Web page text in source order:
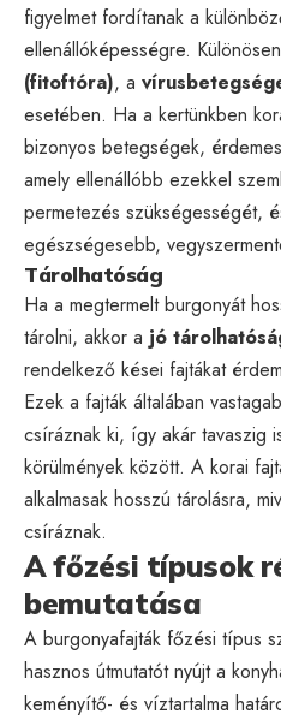
figyelmet fordítanak a
ellenállóképességre.
(fitoftóra), a
esetében. Ha a kertünkben
bizonyos betegségek,
amely ellenállóbb ezekkel
permetezés szükségességét,
egészségesebb,
Tárolhatóság
Ha a megtermelt burgonyát
tárolni, akkor a jó
rendelkező kései fajtákat
Ezek a fajták általában
csíráznak ki, így akár tavaszig
körülmények között. A korai
alkalmasak hosszú tárolásra,
csíráznak.
A főzési típusok
bemutatása
A burgonyafajták főzési típus
hasznos útmutatót nyújt a
keményítő- és víztartalma